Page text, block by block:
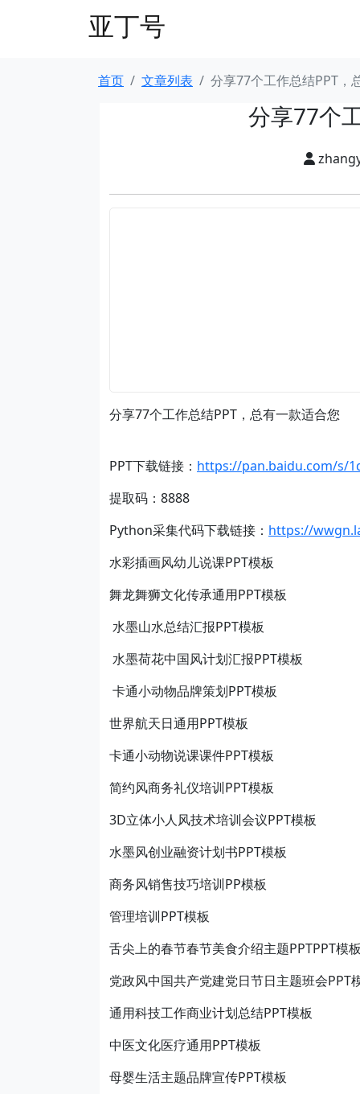
亚丁号
首页 文章列表 分享77个工作总结PPT，
分享77个
分享77个工作总结PPT，总有一款适合您
PPT下载链接： https://pan.baidu.com/s/
提取码：8888
Python采集代码下载链接： https://
水彩插画风幼儿说课PPT模板
舞龙舞狮文化传承通用PPT模板
水墨山水总结汇报PPT模板
水墨荷花中国风计划汇报PPT模板
卡通小动物品牌策划PPT模板
世界航天日通用PPT模板
卡通小动物说课课件PPT模板
简约风商务礼仪培训PPT模板
3D立体小人风技术培训会议PPT模板
水墨风创业融资计划书PPT模板
商务风销售技巧培训PP模板
管理培训PPT模板
舌尖上的春节春节美食介绍主题PPTPPT模
党政风中国共产党建党日节日主题班会PPT
通用科技工作商业计划总结PPT模板
中医文化医疗通用PPT模板
母婴生活主题品牌宣传PPT模板